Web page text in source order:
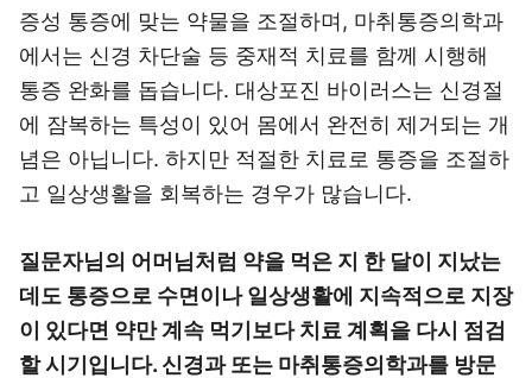
증성 통증에 맞는 약물을 조절하며, 마취통증의학과
에서는 신경 차단술 등 중재적 치료를 함께 시행해
통증 완화를 돕습니다. 대상포진 바이러스는 신경절
에 잠복하는 특성이 있어 몸에서 완전히 제거되는 개
념은 아닙니다. 하지만 적절한 치료로 통증을 조절하
고 일상생활을 회복하는 경우가 많습니다.
질문자님의 어머님처럼 약을 먹은 지 한 달이 지났는
데도 통증으로 수면이나 일상생활에 지속적으로 지장
이 있다면 약만 계속 먹기보다 치료 계획을 다시 점검
할 시기입니다. 신경과 또는 마취통증의학과를 방문